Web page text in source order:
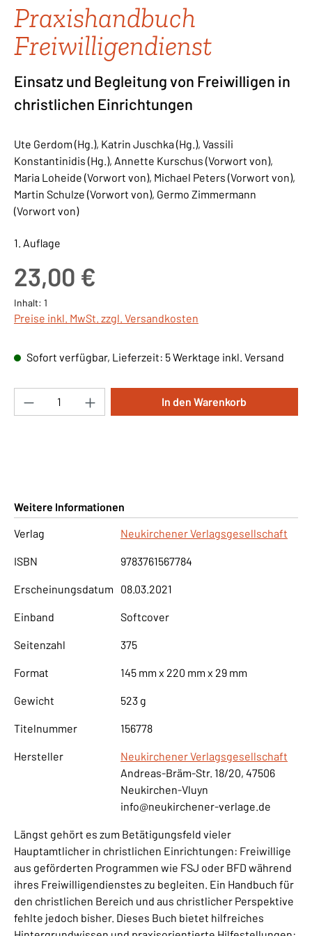
Praxishandbuch
Freiwilligendienst
Einsatz und Begleitung von Freiwilligen in
christlichen Einrichtungen
Ute Gerdom (Hg.), Katrin Juschka (Hg.), Vassili
Konstantinidis (Hg.), Annette Kurschus (Vorwort von),
Maria Loheide (Vorwort von), Michael Peters (Vorwort von),
Martin Schulze (Vorwort von), Germo Zimmermann
(Vorwort von)
1. Auflage
23,00 €
Inhalt: 1
Preise inkl. MwSt. zzgl. Versandkosten
Sofort verfügbar, Lieferzeit: 5 Werktage inkl. Versand
Produkt Anzahl: Gib den gewünschten
In den Warenkorb
Weitere Informationen
Verlag
Neukirchener Verlagsgesellschaft
ISBN 9783761567784
Erscheinungsdatum 08.03.2021
Einband Softcover
Seitenzahl 375
Format 145 mm x 220 mm x 29 mm
Gewicht 523 g
Titelnummer 156778
Hersteller
Neukirchener Verlagsgesellschaft
Andreas-Bräm-Str. 18/20, 47506
Neukirchen-Vluyn
info@neukirchener-verlage.de
Längst gehört es zum Betätigungsfeld vieler
Hauptamtlicher in christlichen Einrichtungen: Freiwillige
aus geförderten Programmen wie FSJ oder BFD während
ihres Freiwilligendienstes zu begleiten. Ein Handbuch für
den christlichen Bereich und aus christlicher Perspektive
fehlte jedoch bisher. Dieses Buch bietet hilfreiches